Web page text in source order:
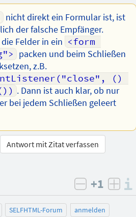
nicht direkt ein Formular ist, ist
der falsche Empfänger.
Felder in ein <form
packen und beim Schließen
z.B.
()
. Dann ist auch klar, ob nur
bei jedem Schließen geleert
Antwort mit Zitat verfassen
negativ
+1
SELFHTML-Forum
anmelden